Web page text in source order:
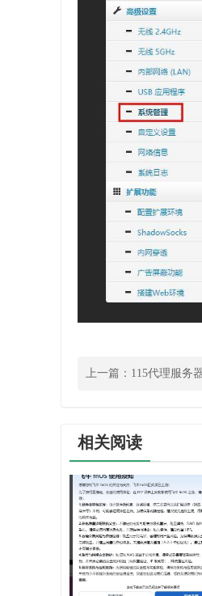
上一篇： 115代理服务
相关阅读